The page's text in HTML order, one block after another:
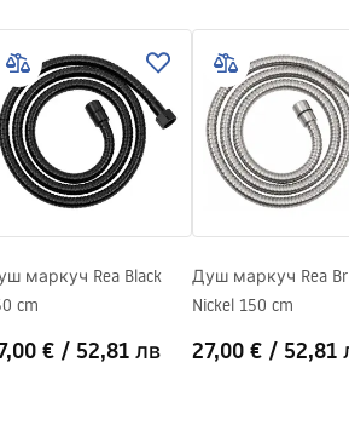
Accessories_-_24.pdf
маркуч Rea Black
cm
€ / 52,81 лв
Душ маркуч Rea
Nickel 150 cm
27,00 € / 52,81